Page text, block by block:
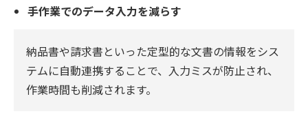
手作業でのデータ入力を減らす
納品書や請求書といった定型的な文書の情報をシス
テムに自動連携することで、入力ミスが防止され、
作業時間も削減されます。